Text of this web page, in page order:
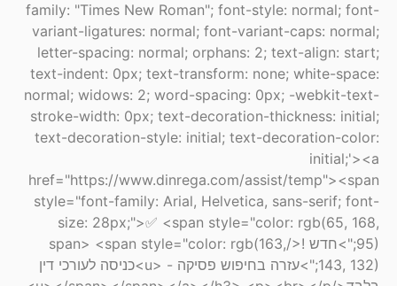
family: "Times New Roman"; font-style: normal; font-
variant-ligatures: normal; font-variant-caps: normal;
letter-spacing: normal; orphans: 2; text-align: start;
text-indent: 0px; text-transform: none; white-space:
normal; widows: 2; word-spacing: 0px; -webkit-text-
stroke-width: 0px; text-decoration-thickness: initial;
text-decoration-style: initial; text-decoration-color:
initial;'><a
href="https://www.dinrega.com/assist/temp"><span
style="font-family: Arial, Helvetica, sans-serif; font-
size: 28px;">✅ <span style="color: rgb(65, 168,
95);">חדש !</span> <span style="color: rgb(163,
143, 132);">עזרה בחיפוש פסיקה - <u>כניסה לעורכי דין